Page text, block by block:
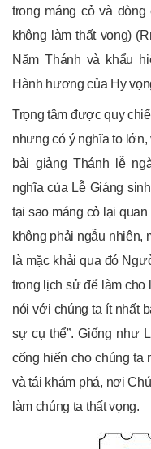
trong máng cỏ và dòng
không làm thất vọng)
Năm Thánh và khẩu
Hành hương của Hy
Trọng tâm được quy
nhưng có ý nghĩa to
bài giảng Thánh lễ
nghĩa của Lễ Giáng
tại sao máng cỏ lại
không phải ngẫu
là mặc khải qua đó
trong lịch sử để làm
nói với chúng ta ít nhất
sự cụ thể”. Giống như
cống hiến cho chúng ta
và tái khám phá, nơi
làm chúng ta thất vọng.